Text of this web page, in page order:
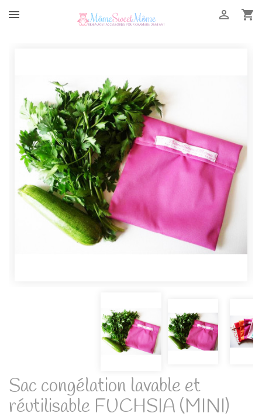
 

Sac congélation lavable et
réutilisable FUCHSIA (MINI)